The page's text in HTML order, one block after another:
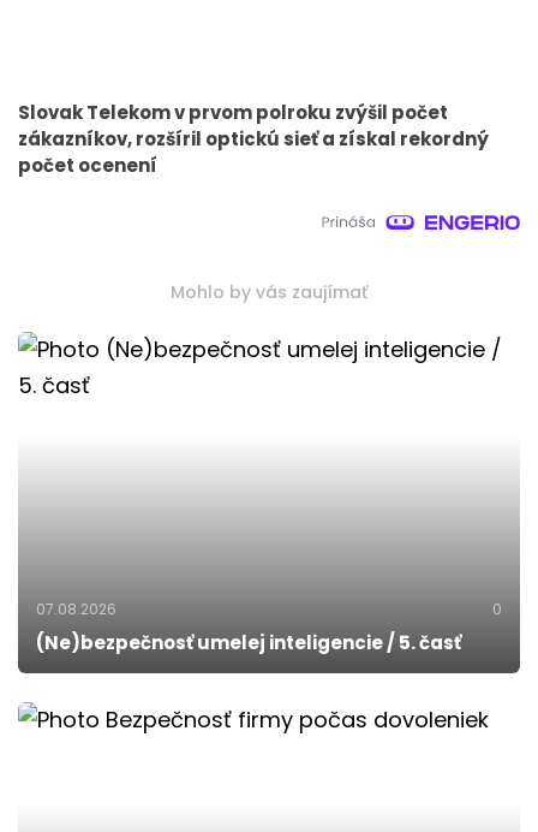
Slovak Telekom v prvom polroku zvýšil počet
zákazníkov, rozšíril optickú sieť a získal rekordný
počet ocenení
Mohlo by vás zaujímať
07.08.2026 0
(Ne)bezpečnosť umelej inteligencie / 5. časť